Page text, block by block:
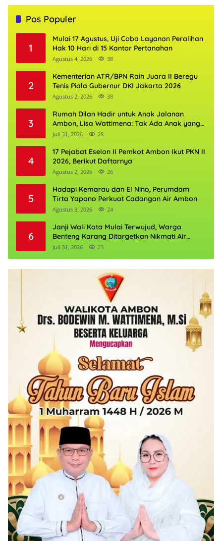
Pos Populer
1
Mulai 17 Agustus, Uji Coba Layanan Peralihan
Hak 10 Hari di 15 Kantor Pertanahan
Agustus 4, 2026 38
2
Kementerian ATR/BPN Raih Juara II Beregu
Tenis Piala Gubernur DKI Jakarta 2026
Agustus 2, 2026 38
3
Rumah Dilan Hadir untuk Anak Jalanan
Ambon, Lisa Wattimena: Tak Ada Anak yang
Boleh Kehilangan Masa Depannya
Juli 31, 2026 28
4
17 Pejabat Eselon II Pemkot Ambon Ikut PKN II
2026, Berikut Daftarnya
Agustus 2, 2026 26
5
Hadapi Kemarau dan El Nino, Perumdam
Tirta Yapono Perkuat Cadangan Air Ambon
Agustus 3, 2026 24
6
Janji Wali Kota Mulai Terwujud, Warga
Benteng Karang Ditargetkan Nikmati Air
Bersih Pekan Kedua Agustus
Juli 31, 2026 23